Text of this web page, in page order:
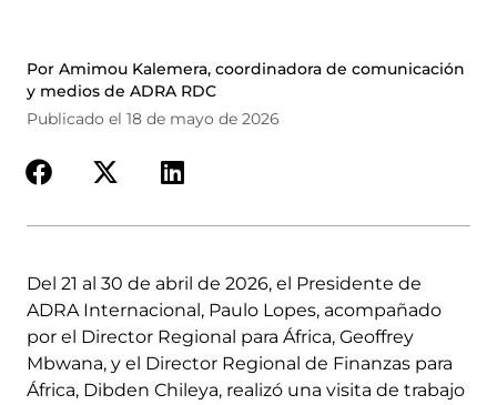
Por Amimou Kalemera, coordinadora de comunicación
y medios de ADRA RDC
Publicado el 18 de mayo de 2026
Del 21 al 30 de abril de 2026, el Presidente de
ADRA Internacional, Paulo Lopes, acompañado
por el Director Regional para África, Geoffrey
Mbwana, y el Director Regional de Finanzas para
África, Dibden Chileya, realizó una visita de trabajo